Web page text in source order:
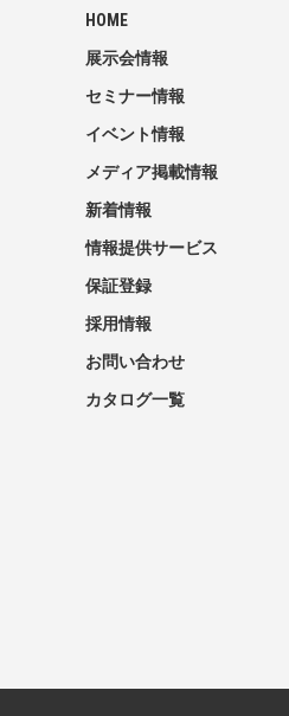
HOME
展示会情報
セミナー情報
イベント情報
メディア掲載情報
新着情報
情報提供サービス
保証登録
採用情報
お問い合わせ
カタログ一覧